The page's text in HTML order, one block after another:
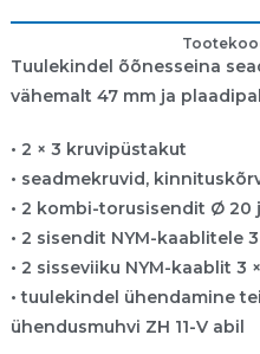
Tuulekindel õõnesseina
vähemalt 47 mm ja
• 2 × 3 kruvipüstakut
• seadmekruvid,
• 2 kombi-torusisendit Ø 20
• 2 sisendit NYM-kaablitele 3
• 2 sisseviiku NYM-kaablit 3
• tuulekindel ühendamine
ühendusmuhvi ZH 11-V abil